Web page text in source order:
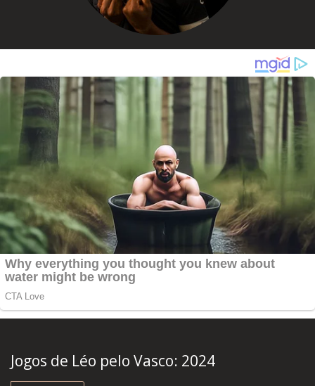
Jogos de Léo pelo Vasco: 2024